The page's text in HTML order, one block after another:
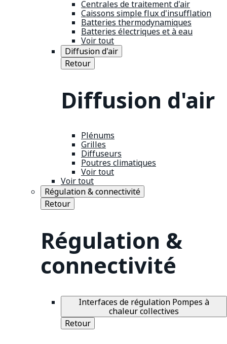
Centrales de traitement d'air
Caissons simple flux d'insufflation
Batteries thermodynamiques
Batteries électriques et à eau
Voir tout
Diffusion d'air
Retour
Diffusion d'air
Plénums
Grilles
Diffuseurs
Poutres climatiques
Voir tout
Voir tout
Régulation & connectivité
Retour
Régulation &
connectivité
Interfaces de régulation Pompes à
chaleur collectives
Retour